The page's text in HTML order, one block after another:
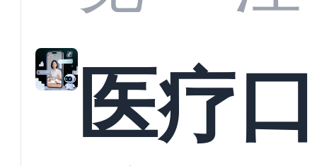
准？
教育机
医疗口